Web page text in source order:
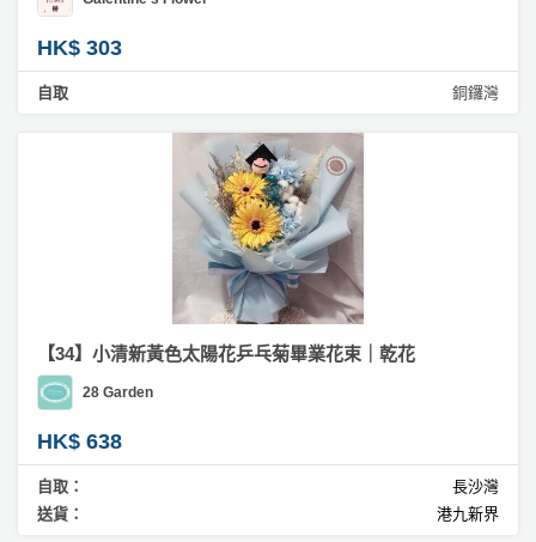
HK$ 303
自取 銅鑼灣
【34】小清新黃色太陽花乒乓菊畢業花束｜乾花
28 Garden
HK$ 638
自取：
長沙灣
送貨：
港九新界